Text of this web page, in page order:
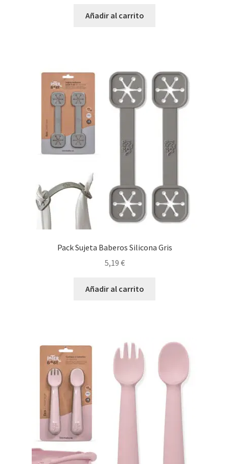
Añadir al carrito
Pack Sujeta Baberos Silicona Gris
5,19 €
Añadir al carrito